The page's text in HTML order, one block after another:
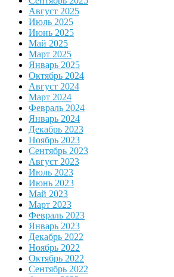
Август 2025
Июль 2025
Июнь 2025
Май 2025
Март 2025
Январь 2025
Октябрь 2024
Август 2024
Март 2024
Февраль 2024
Январь 2024
Декабрь 2023
Ноябрь 2023
Сентябрь 2023
Август 2023
Июль 2023
Июнь 2023
Май 2023
Март 2023
Февраль 2023
Январь 2023
Декабрь 2022
Ноябрь 2022
Октябрь 2022
Сентябрь 2022